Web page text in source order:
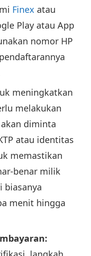
Finex atau
Play atau App
nomor HP
meningkatkan
melakukan
diminta
atau identitas
memastikan
benar milik
biasanya
menit hingga